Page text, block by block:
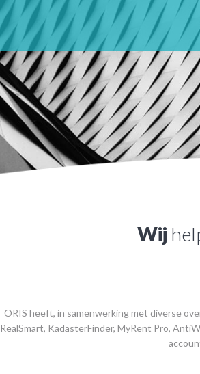
Wij
ORIS heeft, in samenwerking met diverse
RealSmart, KadasterFinder, MyRent Pro,